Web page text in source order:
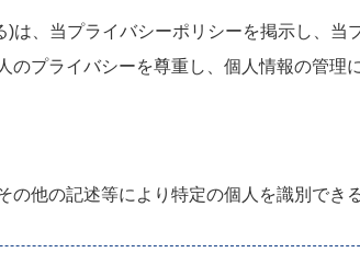
は、当プライバシーポリシーを掲示し、
のプライバシーを尊重し、個人情報の管理
の他の記述等により特定の個人を識別でき